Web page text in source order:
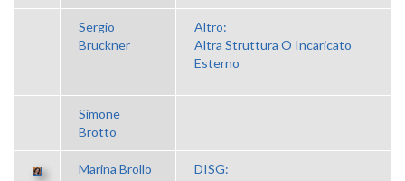
Sergio
Bruckner
Altro:
Altra Struttura O Incaricato
Esterno
Simone
Brotto
Marina Brollo
DISG: